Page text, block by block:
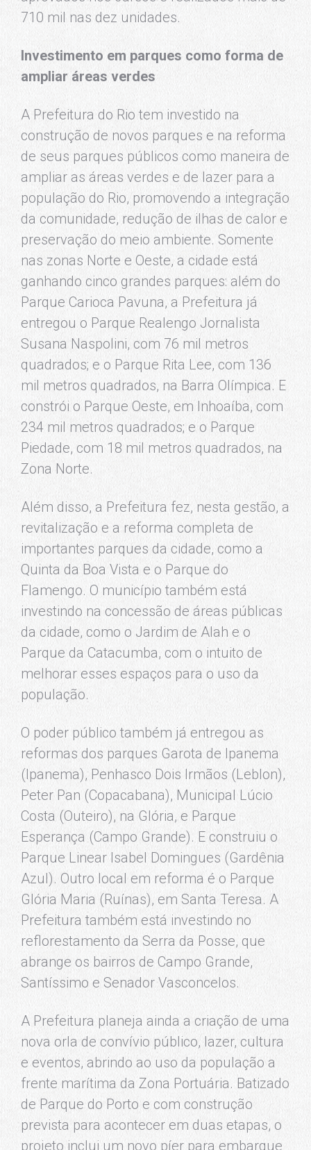
710 mil nas dez unidades.
Investimento em parques como forma de
ampliar áreas verdes
A Prefeitura do Rio tem investido na
construção de novos parques e na reforma
de seus parques públicos como maneira de
ampliar as áreas verdes e de lazer para a
população do Rio, promovendo a integração
da comunidade, redução de ilhas de calor e
preservação do meio ambiente. Somente
nas zonas Norte e Oeste, a cidade está
ganhando cinco grandes parques: além do
Parque Carioca Pavuna, a Prefeitura já
entregou o Parque Realengo Jornalista
Susana Naspolini, com 76 mil metros
quadrados; e o Parque Rita Lee, com 136
mil metros quadrados, na Barra Olímpica. E
constrói o Parque Oeste, em Inhoaíba, com
234 mil metros quadrados; e o Parque
Piedade, com 18 mil metros quadrados, na
Zona Norte.
Além disso, a Prefeitura fez, nesta gestão, a
revitalização e a reforma completa de
importantes parques da cidade, como a
Quinta da Boa Vista e o Parque do
Flamengo. O município também está
investindo na concessão de áreas públicas
da cidade, como o Jardim de Alah e o
Parque da Catacumba, com o intuito de
melhorar esses espaços para o uso da
população.
O poder público também já entregou as
reformas dos parques Garota de Ipanema
(Ipanema), Penhasco Dois Irmãos (Leblon),
Peter Pan (Copacabana), Municipal Lúcio
Costa (Outeiro), na Glória, e Parque
Esperança (Campo Grande). E construiu o
Parque Linear Isabel Domingues (Gardênia
Azul). Outro local em reforma é o Parque
Glória Maria (Ruínas), em Santa Teresa. A
Prefeitura também está investindo no
reflorestamento da Serra da Posse, que
abrange os bairros de Campo Grande,
Santíssimo e Senador Vasconcelos.
A Prefeitura planeja ainda a criação de uma
nova orla de convívio público, lazer, cultura
e eventos, abrindo ao uso da população a
frente marítima da Zona Portuária. Batizado
de Parque do Porto e com construção
prevista para acontecer em duas etapas, o
projeto inclui um novo píer para embarque